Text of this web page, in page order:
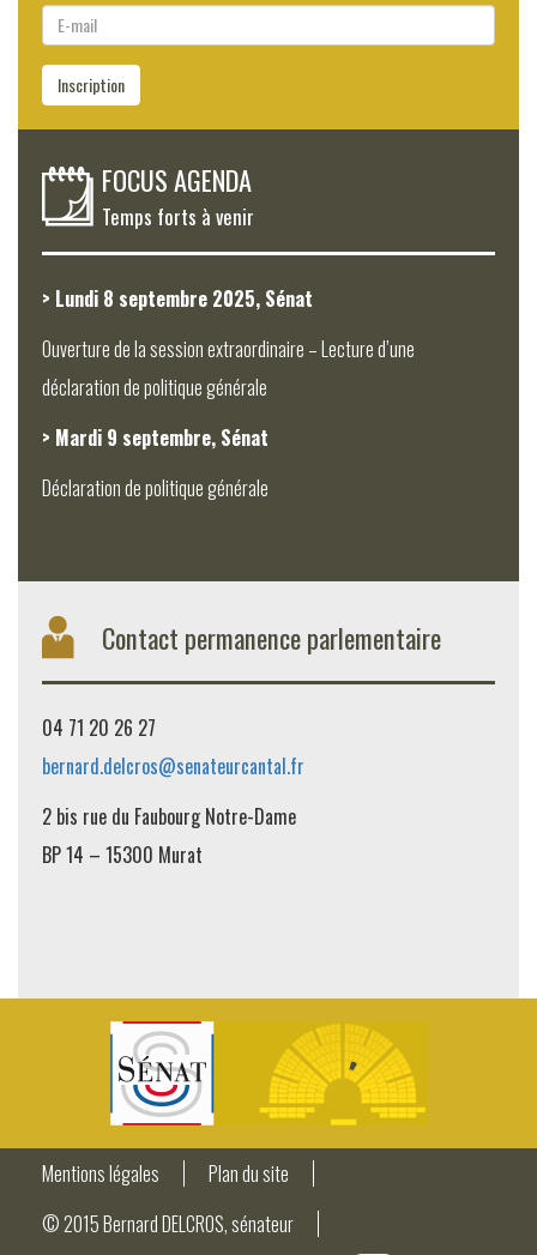
E-
mail
Inscription
FOCUS AGENDA
Temps forts à venir
> Lundi 8 septembre 2025, Sénat
Ouverture de la session extraordinaire – Lecture d’une
déclaration de politique générale
> Mardi 9 septembre, Sénat
Déclaration de politique générale
Contact permanence parlementaire
04 71 20 26 27
bernard.delcros@senateurcantal.fr
2 bis rue du Faubourg Notre-Dame
BP 14 – 15300 Murat
Mentions légales
Plan du site
© 2015 Bernard DELCROS, sénateur